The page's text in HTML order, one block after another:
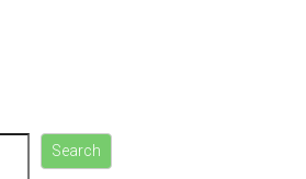
Search